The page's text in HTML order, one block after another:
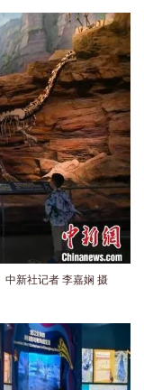
中新社记者 李嘉娴 摄